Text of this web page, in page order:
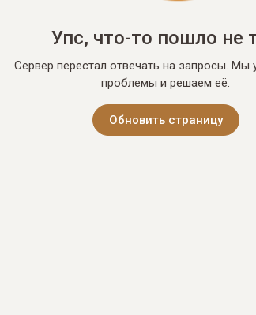
Упс, что-то пошло не
Сервер перестал отвечать на запросы. Мы
проблемы и решаем её.
Обновить страницу